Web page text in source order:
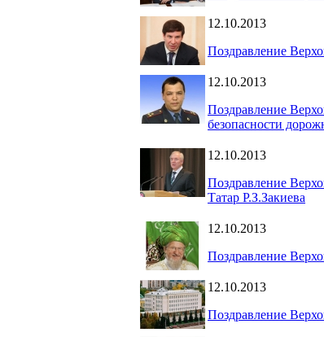
12.10.2013
Поздравление
12.10.2013
Поздравление
безопасности
12.10.2013
Поздравление
Татар Р.З.Закиева
12.10.2013
Поздравление
12.10.2013
Поздравление